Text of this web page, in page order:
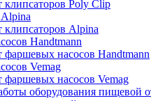
Poly Clip
Alpina
Handtmann
насосов Handtmann
Vemag
насосов Vemag
оборудования пищевой